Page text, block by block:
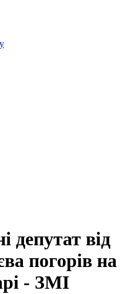
депутат від
погорів на
- ЗМІ